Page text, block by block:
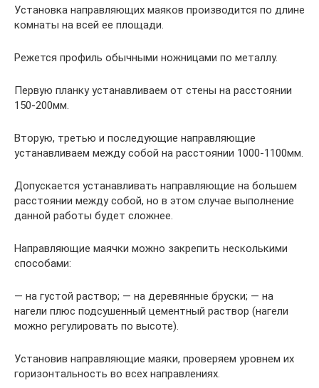
Установка направляющих маяков производится по длине
комнаты на всей ее площади.
Режется профиль обычными ножницами по металлу.
Первую планку устанавливаем от стены на расстоянии
150-200мм.
Вторую, третью и последующие направляющие
устанавливаем между собой на расстоянии 1000-1100мм.
Допускается устанавливать направляющие на большем
расстоянии между собой, но в этом случае выполнение
данной работы будет сложнее.
Направляющие маячки можно закрепить несколькими
способами:
— на густой раствор; — на деревянные бруски; — на
нагели плюс подсушенный цементный раствор (нагели
можно регулировать по высоте).
Установив направляющие маяки, проверяем уровнем их
горизонтальность во всех направлениях.